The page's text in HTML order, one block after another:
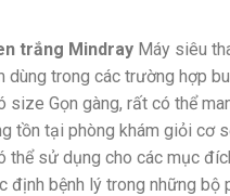
trắng Mindray Máy siêu
dùng trong các trường hợp
size Gọn gàng, rất có thể
tồn tại phòng khám giỏi cơ
thể sử dụng cho các mục
định bệnh lý trong những